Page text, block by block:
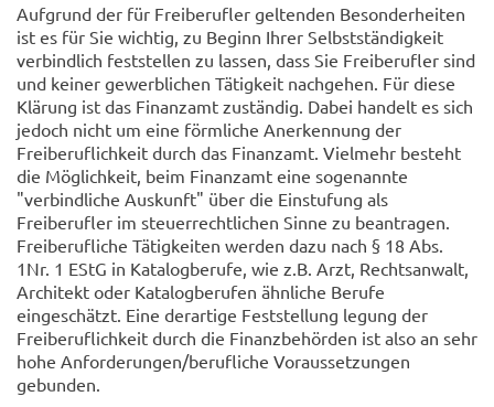
Aufgrund der für Freiberufler geltenden Besonderheiten
ist es für Sie wichtig, zu Beginn Ihrer Selbstständigkeit
verbindlich feststellen zu lassen, dass Sie Freiberufler sind
und keiner gewerblichen Tätigkeit nachgehen. Für diese
Klärung ist das Finanzamt zuständig. Dabei handelt es sich
jedoch nicht um eine förmliche Anerkennung der
Freiberuflichkeit durch das Finanzamt. Vielmehr besteht
die Möglichkeit, beim Finanzamt eine sogenannte
"verbindliche Auskunft" über die Einstufung als
Freiberufler im steuerrechtlichen Sinne zu beantragen.
Freiberufliche Tätigkeiten werden dazu nach § 18 Abs.
1Nr. 1 EStG in Katalogberufe, wie z.B. Arzt, Rechtsanwalt,
Architekt oder Katalogberufen ähnliche Berufe
eingeschätzt. Eine derartige Feststellung legung der
Freiberuflichkeit durch die Finanzbehörden ist also an sehr
hohe Anforderungen/berufliche Voraussetzungen
gebunden.